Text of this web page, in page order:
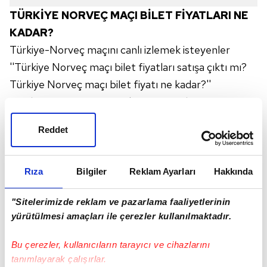
Rıza Bilgiler Reklam Ayarları Hakkında
"Sitelerimizde reklam ve pazarlama faaliyetlerinin
yürütülmesi amaçları ile çerezler kullanılmaktadır.
Bu çerezler, kullanıcıların tarayıcı ve cihazlarını
tanımlayarak çalışırlar.
Reddet
TÜRKİYE NORVEÇ MAÇI BİLET FİYATLARI NE
KADAR?
Türkiye-Norveç maçını canlı izlemek isteyenler
''Türkiye Norveç maçı bilet fiyatları satışa çıktı mı?
Türkiye Norveç maçı bilet fiyatı ne kadar?''
sorularına yanıt arıyor. Şükrü Saraçoğlu
Stadyumu'nda gerçekleşecek olan karşılaşma için
stat kapasitesinin %50'si kadar seyirci alınacak.
Türkiye Norveç maçı genel bilet satışı ise 4 Ekim
2021 Pazartesi günü saat 14.00'te başlayacak. Bilet
satışlarında Passolig kart zorunluluğu aranmayacak.
Türkiye Norveç bilet fiyatları:
1. Kategori için 100 TL
2. Kategori için 35 TL
3. Kategori için 15 TL